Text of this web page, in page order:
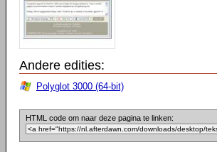
Andere edities:
Polyglot 3000 (64-bit)
HTML code om naar deze pagina te linken: